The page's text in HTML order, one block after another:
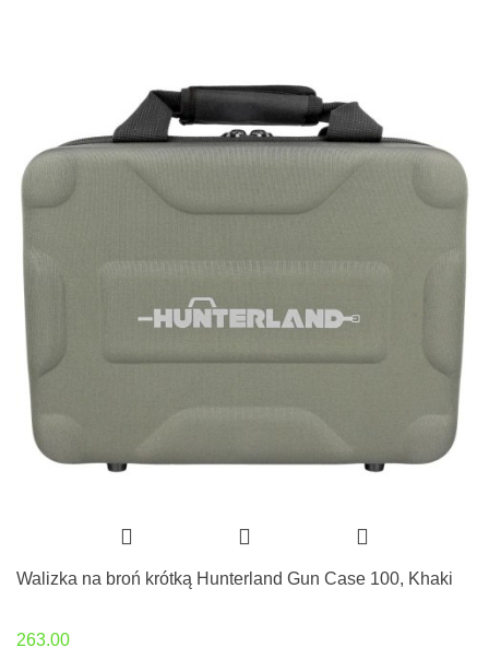
Walizka na broń krótką Hunterland Gun Case 100, Khaki
263.00